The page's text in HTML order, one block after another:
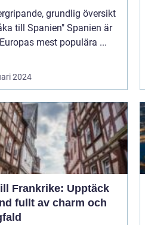
grundlig översikt
Spanien" Spanien är
mest populära ...
2024
Frankrike: Upptäck
fullt av charm och